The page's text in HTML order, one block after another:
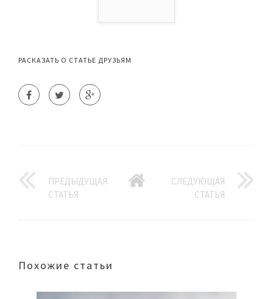
РАСКАЗАТЬ О СТАТЬЕ ДРУЗЬЯМ
ПРЕДЫДУЩАЯ
СТАТЬЯ
СЛЕДУЮЩАЯ
СТАТЬЯ
Похожие статьи